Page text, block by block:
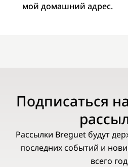
мой домашний адрес.
Подписаться
Рассылки Breguet будут
последних событий и
всего